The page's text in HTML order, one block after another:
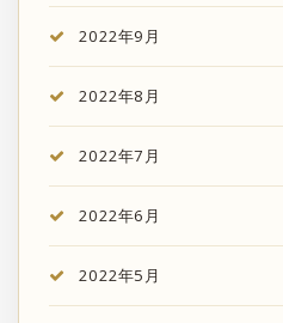
2022年9月
2022年8月
2022年7月
2022年6月
2022年5月